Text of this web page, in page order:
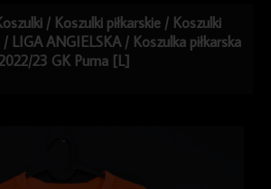
/ Koszulki piłkarskie / Koszulki
/ LIGA ANGIELSKA / Koszulka piłkarska
23 GK Puma [L]